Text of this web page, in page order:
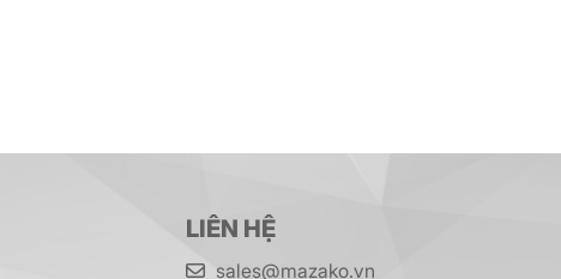
LIÊN HỆ
sales@mazako.vn